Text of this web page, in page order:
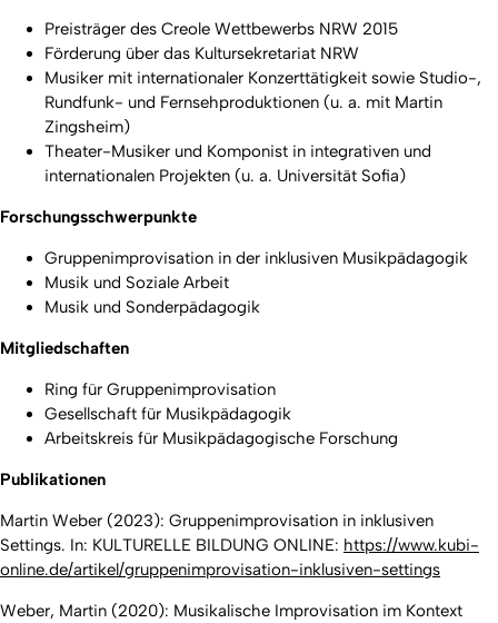
Preisträger des Creole Wettbewerbs NRW 2015
Förderung über das Kultursekretariat NRW
Musiker mit internationaler Konzerttätigkeit sowie Studio-,
Rundfunk- und Fernsehproduktionen (u. a. mit Martin
Zingsheim)
Theater-Musiker und Komponist in integrativen und
internationalen Projekten (u. a. Universität Sofia)
Forschungsschwerpunkte
Gruppenimprovisation in der inklusiven Musikpädagogik
Musik und Soziale Arbeit
Musik und Sonderpädagogik
Mitgliedschaften
Ring für Gruppenimprovisation
Gesellschaft für Musikpädagogik
Arbeitskreis für Musikpädagogische Forschung
Publikationen
Martin Weber (2023): Gruppenimprovisation in inklusiven
Settings. In: KULTURELLE BILDUNG ONLINE: https://www.kubi-
online.de/artikel/gruppenimprovisation-inklusiven-settings
Weber, Martin (2020): Musikalische Improvisation im Kontext